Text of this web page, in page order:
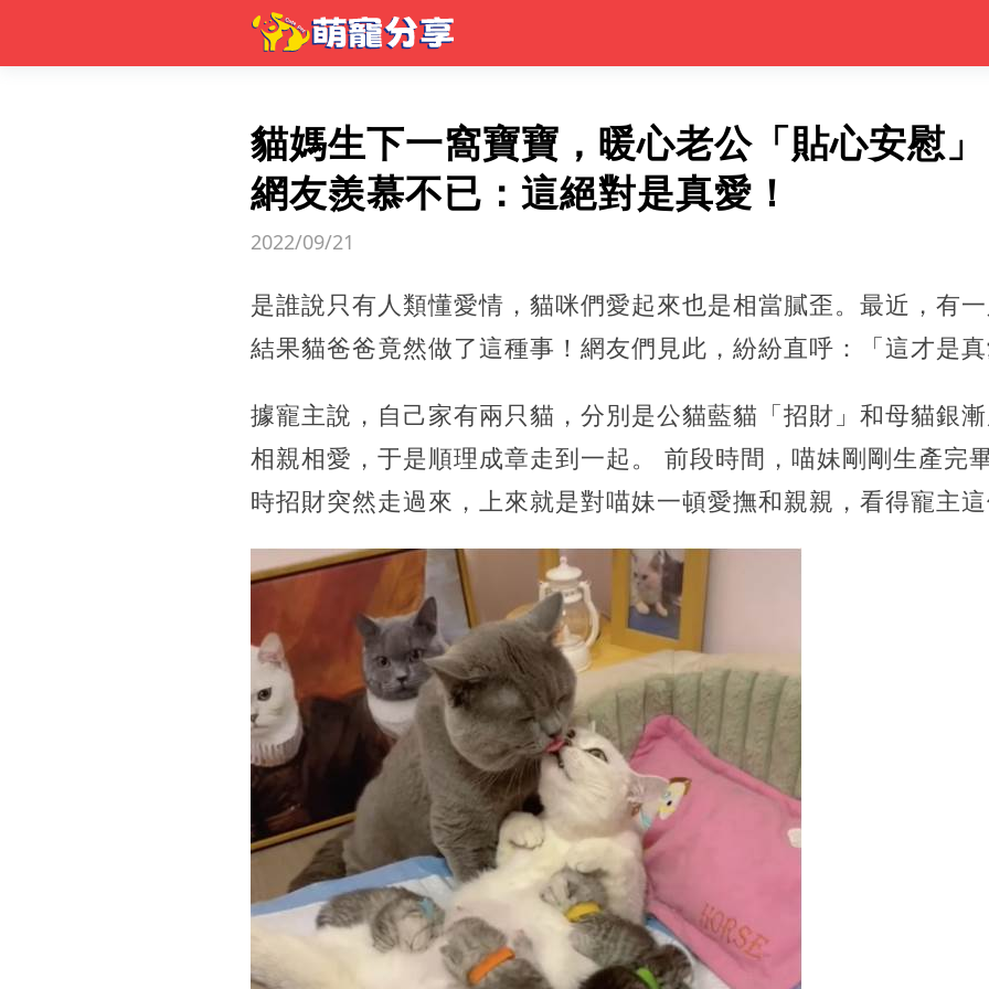
貓媽生下一窩寶寶，暖心老公「貼心安慰
網友羨慕不已：這絕對是真愛！
2022/09/21
是誰說只有人類懂愛情，貓咪們愛起來也是相當膩歪。最近，有一
結果貓爸爸竟然做了這種事！網友們見此，紛紛直呼：「這才是真
據寵主說，自己家有兩只貓，分別是公貓藍貓「招財」和母貓銀
相親相愛，于是順理成章走到一起。 前段時間，喵妹剛剛生產完
時招財突然走過來，上來就是對喵妹一頓愛撫和親親，看得寵主這